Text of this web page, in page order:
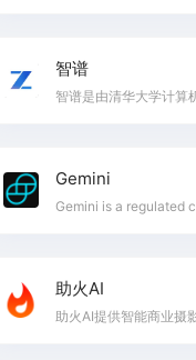
智谱
Gemini
助火AI